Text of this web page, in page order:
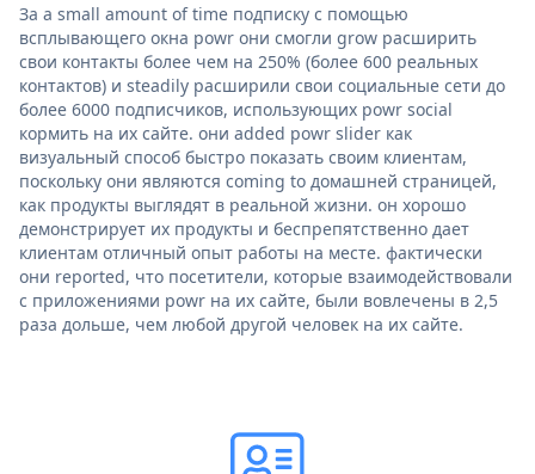
За a small amount of time подписку с помощью
всплывающего окна powr они смогли grow расширить
свои контакты более чем на 250% (более 600 реальных
контактов) и steadily расширили свои социальные сети до
более 6000 подписчиков, использующих powr social
кормить на их сайте. они added powr slider как
визуальный способ быстро показать своим клиентам,
поскольку они являются coming to домашней страницей,
как продукты выглядят в реальной жизни. он хорошо
демонстрирует их продукты и беспрепятственно дает
клиентам отличный опыт работы на месте. фактически
они reported, что посетители, которые взаимодействовали
с приложениями powr на их сайте, были вовлечены в 2,5
раза дольше, чем любой другой человек на их сайте.